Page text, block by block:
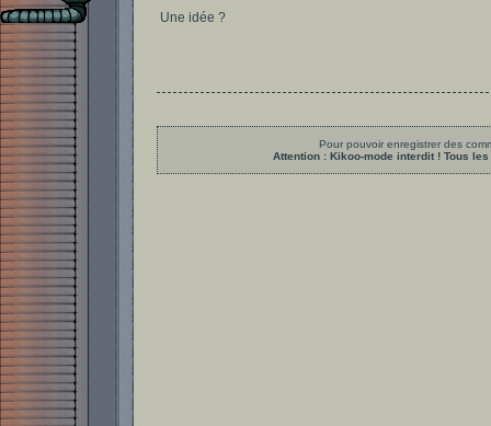
Une idée ?
Pour pouvoir enregistrer des
Attention : Kikoo-mode interdit ! Tous